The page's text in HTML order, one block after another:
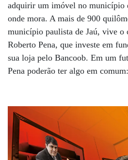
adquirir um imóvel no município
onde mora. A mais de 900
município paulista de Jaú, vive o
Roberto Pena, que investe em
sua loja pelo Bancoob. Em um
Pena poderão ter algo em